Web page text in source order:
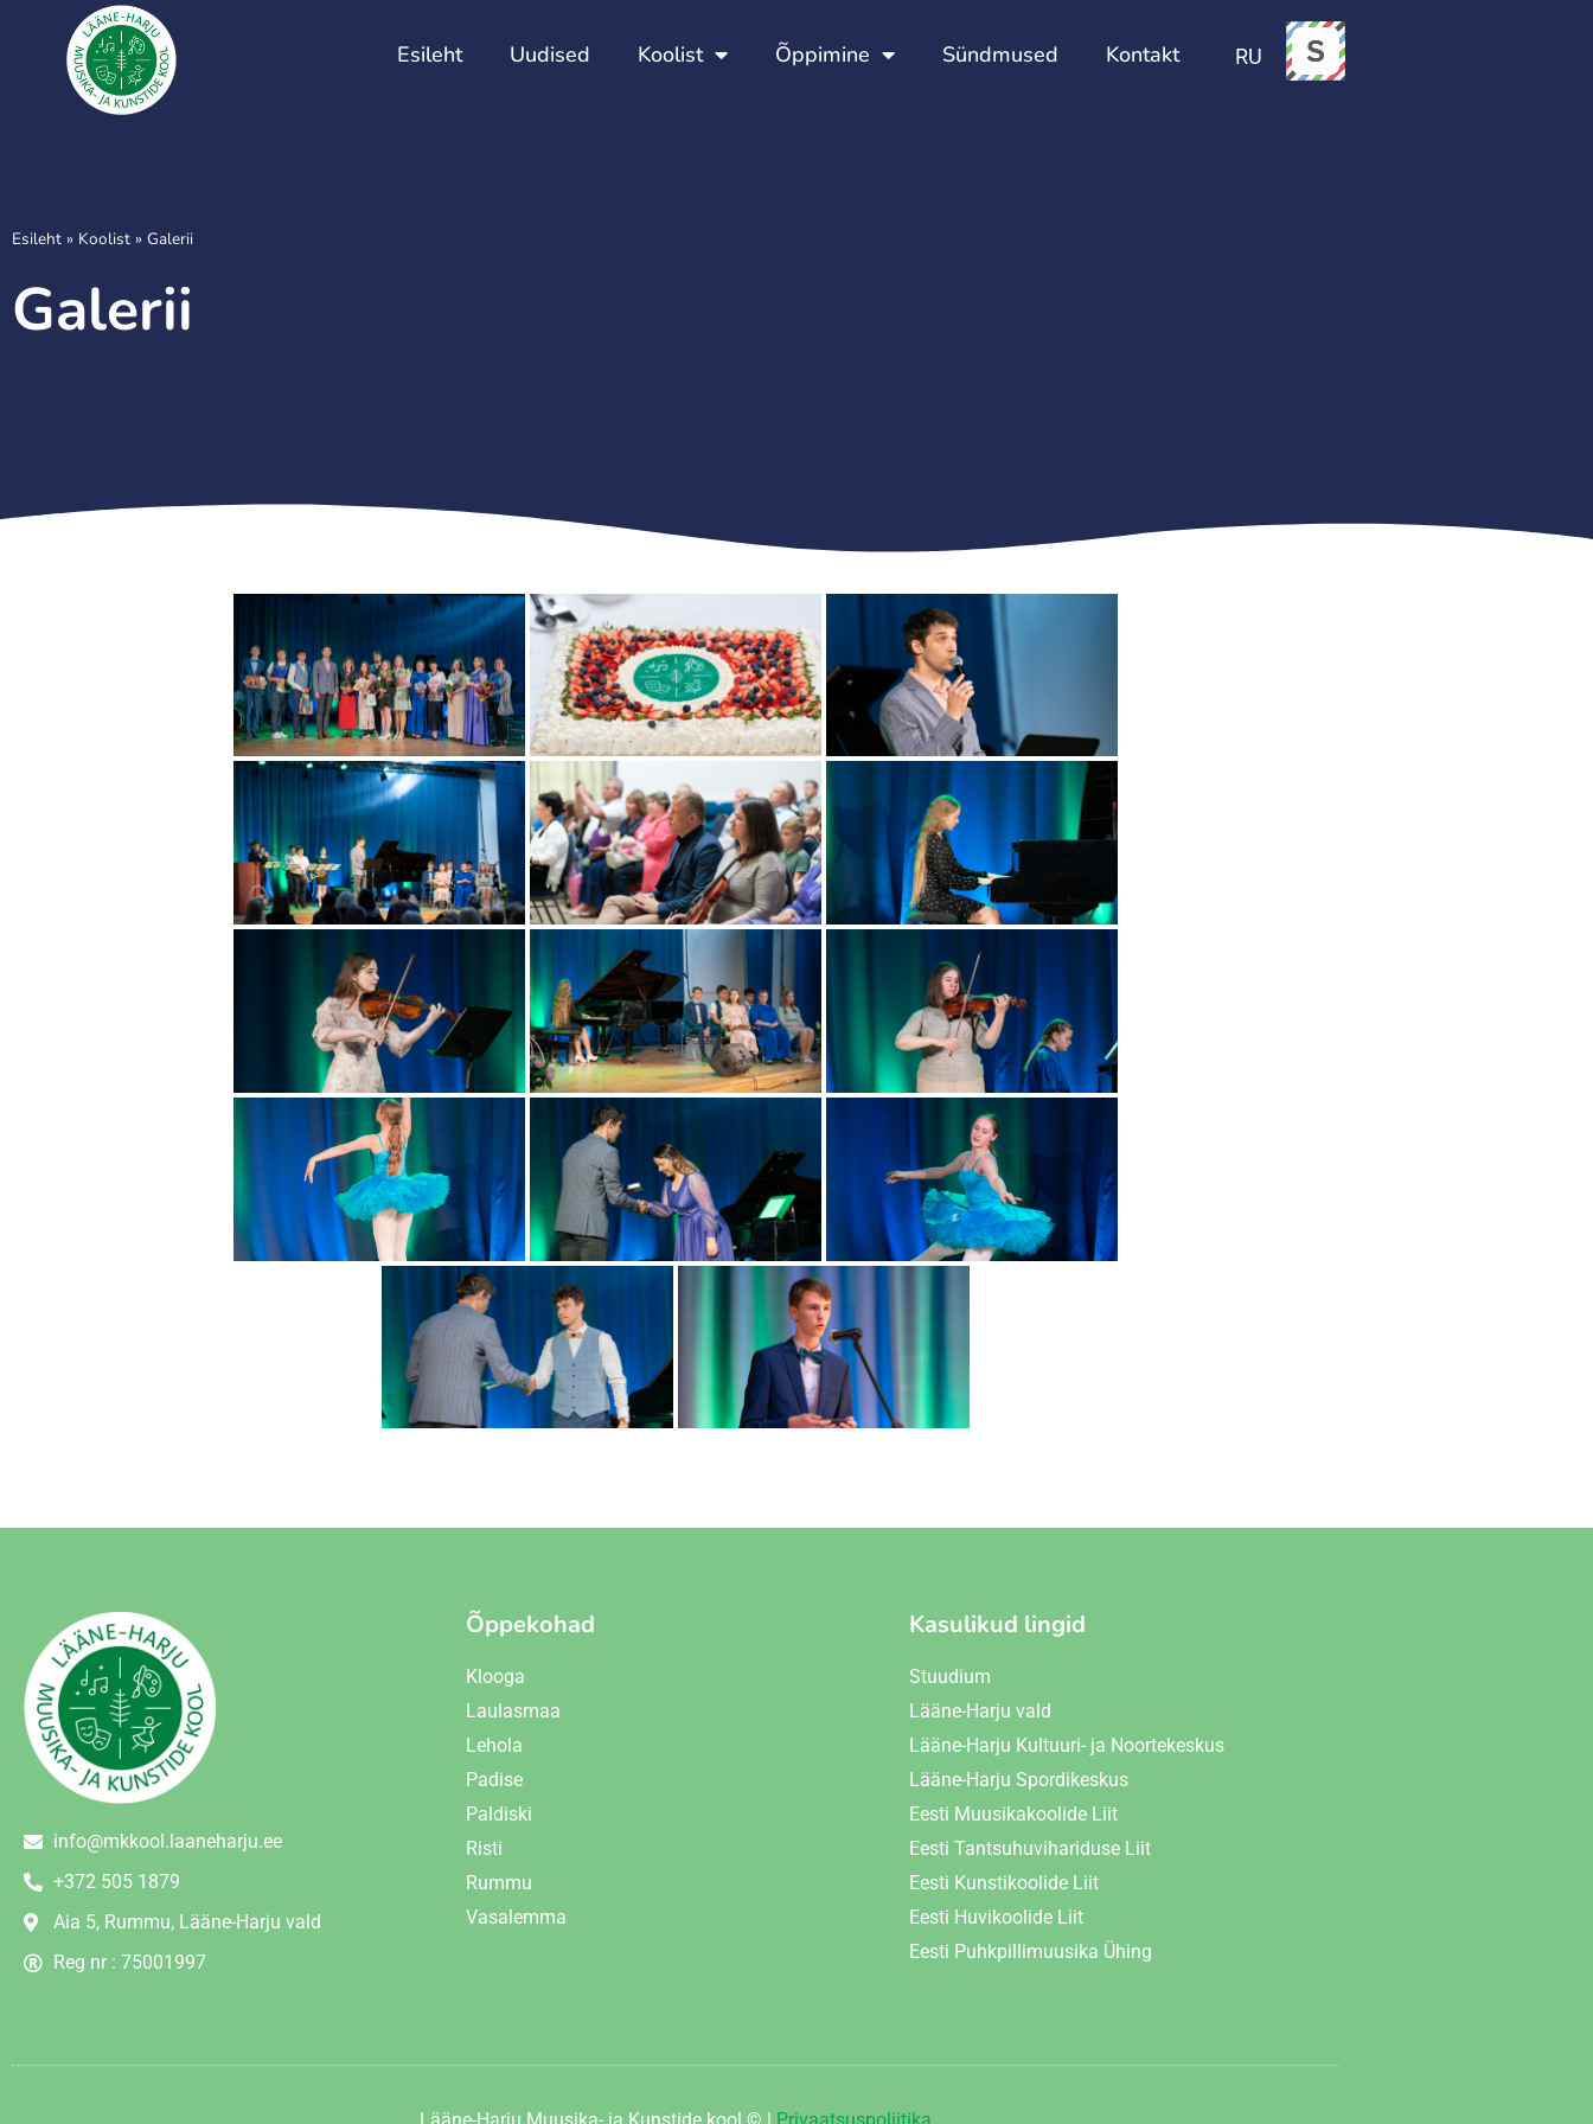
Esileht Uudised Koolist Õppimine Sündmused Kontakt
Esileht Uudised Koolist Õppimine Sündmused Kontakt RU
Esileht » Koolist » Galerii
Galerii
info@mkkool.laaneharju.ee
+372 505 1879
Aia 5, Rummu, Lääne-Harju vald
Reg nr : 75001997
Õppekohad
Klooga
Laulasmaa
Lehola
Padise
Paldiski
Risti
Rummu
Vasalemma
Kasulikud lingid
Stuudium
Lääne-Harju vald
Lääne-Harju Kultuuri- ja Noortekeskus
Lääne-Harju Spordikeskus
Eesti Muusikakoolide Liit
Eesti Tantsuhuvihariduse Liit
Eesti Kunstikoolide Liit
Eesti Huvikoolide Liit
Eesti Puhkpillimuusika Ühing